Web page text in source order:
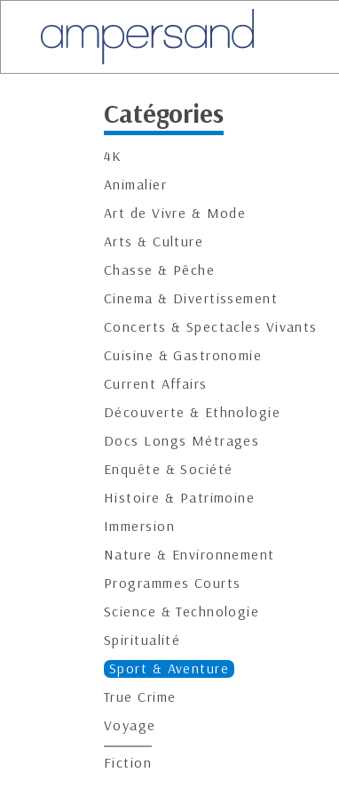
Catégories
4K
Animalier
Art de Vivre & Mode
Arts & Culture
Chasse & Pêche
Cinema & Divertissement
Concerts & Spectacles Vivants
Cuisine & Gastronomie
Current Affairs
Découverte & Ethnologie
Docs Longs Métrages
Enquête & Société
Histoire & Patrimoine
Immersion
Nature & Environnement
Programmes Courts
Science & Technologie
Spiritualité
Sport & Aventure
True Crime
Voyage
Fiction